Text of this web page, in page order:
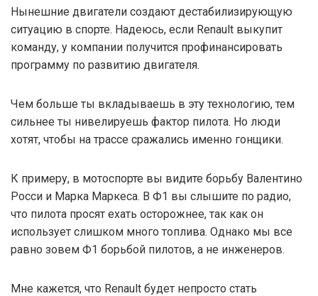
Нынешние двигатели создают дестабилизирующую
ситуацию в спорте. Надеюсь, если Renault выкупит
команду, у компании получится профинансировать
программу по развитию двигателя.
Чем больше ты вкладываешь в эту технологию, тем
сильнее ты нивелируешь фактор пилота. Но люди
хотят, чтобы на трассе сражались именно гонщики.
К примеру, в мотоспорте вы видите борьбу Валентино
Росси и Марка Маркеса. В Ф1 вы слышите по радио,
что пилота просят ехать осторожнее, так как он
использует слишком много топлива. Однако мы все
равно зовем Ф1 борьбой пилотов, а не инженеров.
Мне кажется, что Renault будет непросто стать